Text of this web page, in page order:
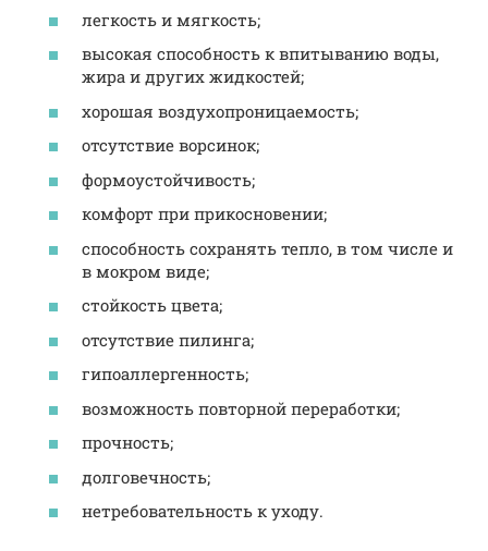
легкость и мягкость;
высокая способность к впитыванию воды,
жира и других жидкостей;
хорошая воздухопроницаемость;
отсутствие ворсинок;
формоустойчивость;
комфорт при прикосновении;
способность сохранять тепло, в том числе и
в мокром виде;
стойкость цвета;
отсутствие пилинга;
гипоаллергенность;
возможность повторной переработки;
прочность;
долговечность;
нетребовательность к уходу.